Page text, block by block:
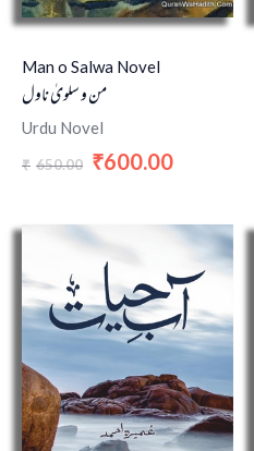
Man o Salwa Novel
من و سلویٰ ناول
Urdu Novel
₹ 650.00 ₹600.00